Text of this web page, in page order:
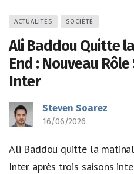
ACTUALITÉS SOCIÉTÉ
Ali Baddou Quitte
End : Nouveau
Inter
Steven Soarez
16/06/2026
Ali Baddou quitte la
Inter après trois saisons